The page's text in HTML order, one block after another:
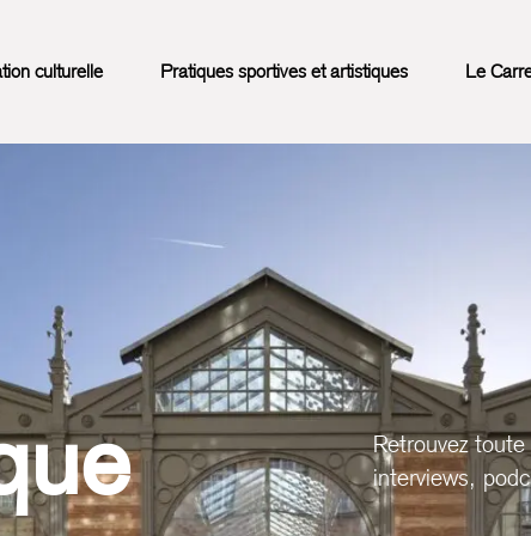
culturelle Pratiques sportives et artistiques Le
Retrouvez
interviews,